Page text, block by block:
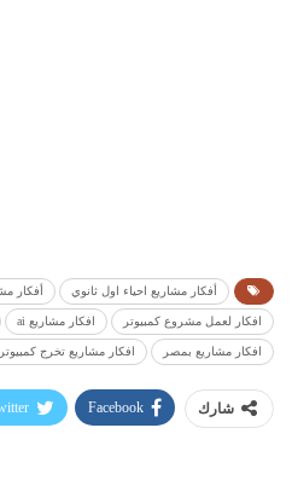
أفكار مشاريع احياء اول ثانوي أفكار
افكار لعمل مشروع كمبيوتر افكار مشاريع ai
افكار مشاريع بمصر افكار مشاريع تخرج كمبيوتر
شارك Facebook